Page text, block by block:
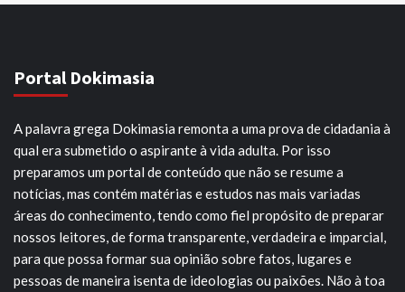
Portal Dokimasia
A palavra grega Dokimasia remonta a uma prova de cidadania à
qual era submetido o aspirante à vida adulta. Por isso
preparamos um portal de conteúdo que não se resume a
notícias, mas contém matérias e estudos nas mais variadas
áreas do conhecimento, tendo como fiel propósito de preparar
nossos leitores, de forma transparente, verdadeira e imparcial,
para que possa formar sua opinião sobre fatos, lugares e
pessoas de maneira isenta de ideologias ou paixões. Não à toa